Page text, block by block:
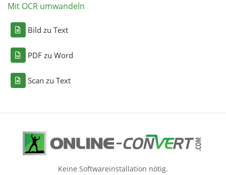
Mit OCR umwandeln
Bild zu Text
PDF zu Word
Scan zu Text
Keine Softwareinstallation nötig.